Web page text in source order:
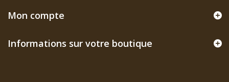
Mon compte
Informations sur votre boutique